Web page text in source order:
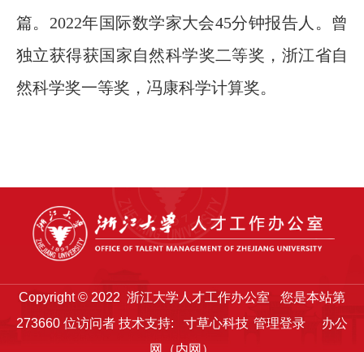
篇。2022年国际数学家大会45分钟报告人。曾
独立获得获国家自然科学奖二等奖，浙江省自
然科学奖一等奖，冯康科学计算奖。
Copyright © 2022 浙江大学人才工作办公室
您是本站第
273660位访问者 技术支持: 寸草心科技 管理登录
办公